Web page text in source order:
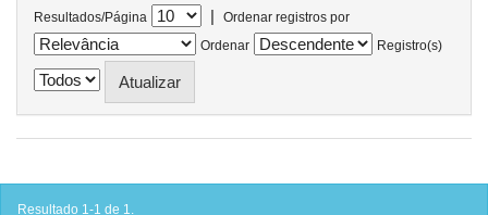
Resultados/Página |
Ordenar registros por
Ordenar
Registro(s)
Resultado 1-1 de 1.